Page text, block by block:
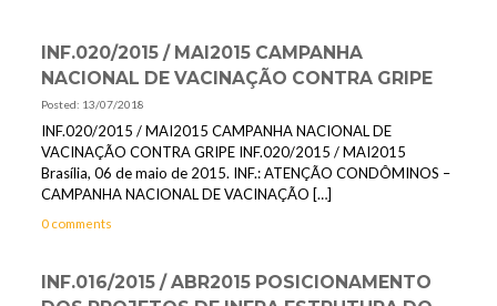
INF.020/2015 / MAI2015 CAMPANHA
NACIONAL DE VACINAÇÃO CONTRA GRIPE
Posted: 13/07/2018
INF.020/2015 / MAI2015 CAMPANHA NACIONAL DE
VACINAÇÃO CONTRA GRIPE INF.020/2015 / MAI2015
Brasília, 06 de maio de 2015. INF.: ATENÇÃO CONDÔMINOS –
CAMPANHA NACIONAL DE VACINAÇÃO […]
0 comments
INF.016/2015 / ABR2015 POSICIONAMENTO